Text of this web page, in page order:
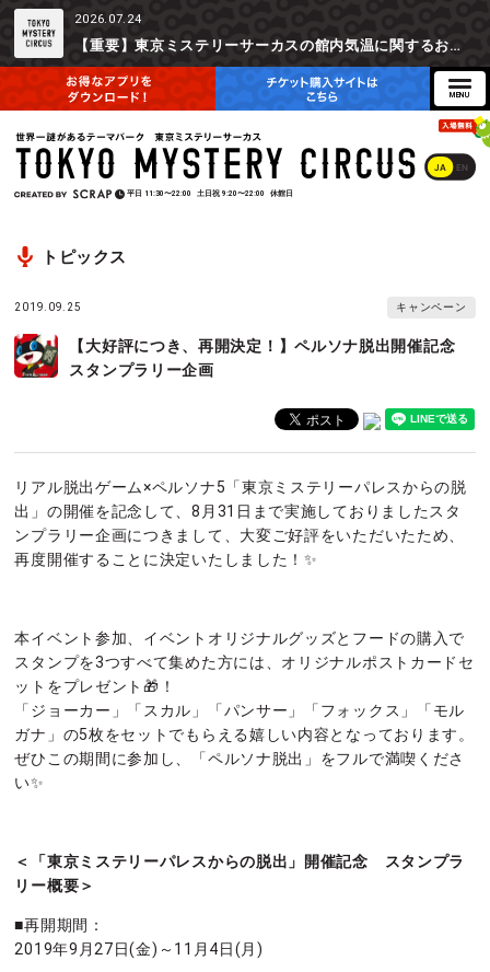
2026.07.24
【重要】東京ミステリーサーカスの館内気温に関するお詫びとご参加辞退時の返金対応について
JA EN
平日 11:30〜22:00 土日祝 9:20〜22:00 休館日
トピックス
2019.09.25 キャンペーン
【大好評につき、再開決定！】ペルソナ脱出開催記念
スタンプラリー企画
リアル脱出ゲーム×ペルソナ5「東京ミステリーパレスからの脱
出」の開催を記念して、8月31日まで実施しておりましたスタ
ンプラリー企画につきまして、大変ご好評をいただいたため、
再度開催することに決定いたしました！✨
本イベント参加、イベントオリジナルグッズとフードの購入で
スタンプを3つすべて集めた方には、オリジナルポストカードセ
ットをプレゼント🎁！
「ジョーカー」「スカル」「パンサー」「フォックス」「モル
ガナ」の5枚をセットでもらえる嬉しい内容となっております。
ぜひこの期間に参加し、「ペルソナ脱出」をフルで満喫くださ
い✨
＜「東京ミステリーパレスからの脱出」開催記念 スタンプラ
リー概要＞
■再開期間：
2019年9月27日(金)～11月4日(月)